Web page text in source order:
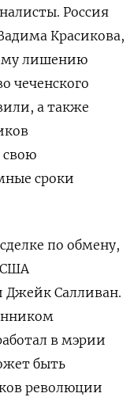
Россия
Красикова,
лишению
чеченского
а также
сроки
по обмену,
США
Джейк Салливан.
в мэрии
быть
революции